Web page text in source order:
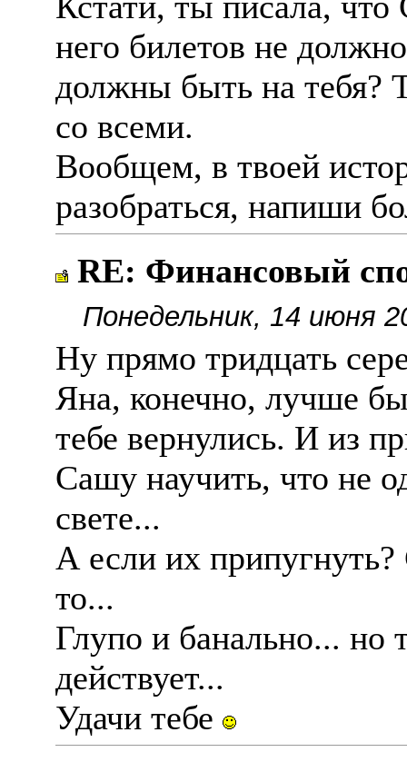
него билетов не
должны быть на тебя?
со всеми.
Вообщем, в твоей
разобраться, напиши
RE: Финансовый
Понедельник, 14 июня
Ну прямо тридцать
Яна, конечно, лучше
тебе вернулись. И из
Сашу научить, что не
свете...
А если их
то...
Глупо и банально... но
действует...
Удачи тебе